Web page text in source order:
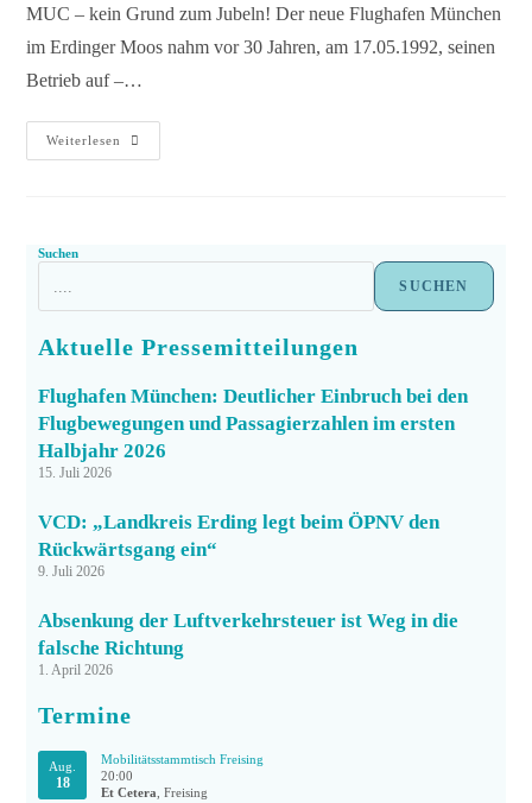
MUC – kein Grund zum Jubeln! Der neue Flughafen München
im Erdinger Moos nahm vor 30 Jahren, am 17.05.1992, seinen
Betrieb auf –…
Weiterlesen
Suchen
SUCHEN
Aktuelle Pressemitteilungen
Flughafen München: Deutlicher Einbruch bei den
Flugbewegungen und Passagierzahlen im ersten
Halbjahr 2026
15. Juli 2026
VCD: „Landkreis Erding legt beim ÖPNV den
Rückwärtsgang ein“
9. Juli 2026
Absenkung der Luftverkehrsteuer ist Weg in die
falsche Richtung
1. April 2026
Termine
Aug.
18
Mobilitätsstammtisch Freising
20:00
Et Cetera , Freising